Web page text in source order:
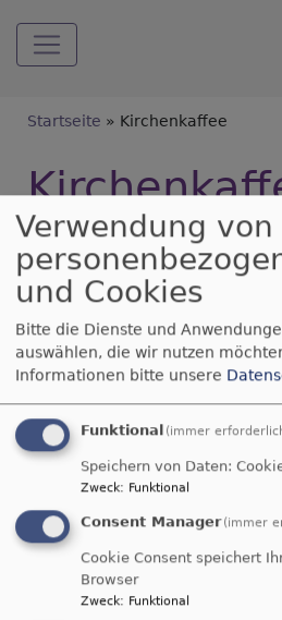
Breadcrumb
Startseite Kirchenkaffee
Inklusiver
2023
Herzliche Einladung zu
THEMA: „WIR VERSTEHEN
28. Mai 2023 (Plakat im
Weiterlesen
Inklusiver
2023
Verwendung von
und Cookies
Bitte die Dienste und
auswählen, die wir nutzen
Informationen bitte unsere
Funktional (immer
Speichern von Daten:
Zweck: Funktional
Consent Manager (immer
Cookie Consent speichert
Browser
Zweck: Funktional